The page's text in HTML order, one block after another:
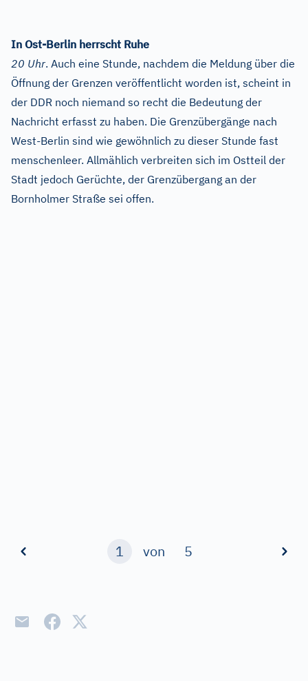
In Ost-Berlin herrscht Ruhe
20 Uhr. Auch eine Stunde, nachdem die Meldung über die
Öffnung der Grenzen veröffentlicht worden ist, scheint in
der DDR noch niemand so recht die Bedeutung der
Nachricht erfasst zu haben. Die Grenzübergänge nach
West-Berlin sind wie gewöhnlich zu dieser Stunde fast
menschenleer. Allmählich verbreiten sich im Ostteil der
Stadt jedoch Gerüchte, der Grenzübergang an der
Bornholmer Straße sei offen.
1 von 5